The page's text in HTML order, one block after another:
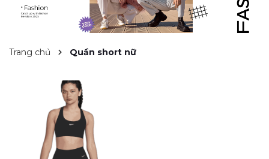
Trang chủ Quần short nữ